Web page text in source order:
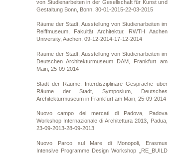
von Studienarbeiten in der Gesellschaft für Kunst und
Gestaltung Bonn, Bonn, 30-01-2015-22-03-2015
Räume der Stadt, Ausstellung von Studienarbeiten im
Reiffmuseum, Fakultät Architektur, RWTH Aachen
University, Aachen, 09-12-2014-17-12-2014
Räume der Stadt, Ausstellung von Studienarbeiten im
Deutschen Architekturmuseum DAM, Frankfurt am
Main, 25-09-2014
Stadt der Räume. Interdisziplinäre Gespräche über
Räume der Stadt, Symposium, Deutsches
Architekturmuseum in Frankfurt am Main, 25-09-2014
Nuovo campo dei mercati di Padova, Padova
Workshop Internazionale di Architettura 2013, Padua,
23-09-2013-28-09-2013
Nuovo Parco sul Mare di Monopoli, Erasmus
Intensive Programme Design Workshop „RE_BUILD